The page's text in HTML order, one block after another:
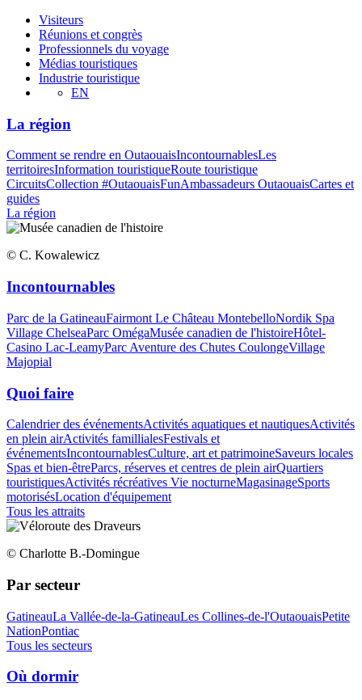
Visiteurs
Réunions et congrès
Professionnels du voyage
Médias touristiques
Industrie touristique
EN
La région
Comment se rendre en OutaouaisIncontournablesLes
territoiresInformation touristiqueRoute touristique
CircuitsCollection #OutaouaisFunAmbassadeurs OutaouaisCartes et
guides
La région
© C. Kowalewicz
Incontournables
Parc de la GatineauFairmont Le Château MontebelloNordik Spa
Village ChelseaParc OmégaMusée canadien de l'histoireHôtel-
Casino Lac-LeamyParc Aventure des Chutes CoulongeVillage
Majopial
Quoi faire
Calendrier des événementsActivités aquatiques et nautiquesActivités
en plein airActivités famillialesFestivals et
événementsIncontournablesCulture, art et patrimoineSaveurs locales
Spas et bien-êtreParcs, réserves et centres de plein airQuartiers
touristiquesActivités récréatives Vie nocturneMagasinageSports
motorisésLocation d'équipement
Tous les attraits
© Charlotte B.-Domingue
Par secteur
GatineauLa Vallée-de-la-GatineauLes Collines-de-l'OutaouaisPetite
NationPontiac
Tous les secteurs
Où dormir